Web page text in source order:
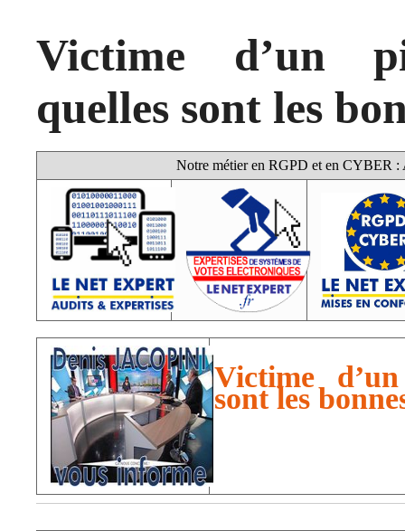
Victime d’un
quelles sont les
Notre métier en RGPD et en CYBER :
Victime
sont les